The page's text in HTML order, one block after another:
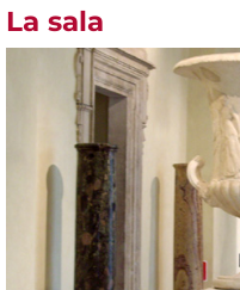
La sala